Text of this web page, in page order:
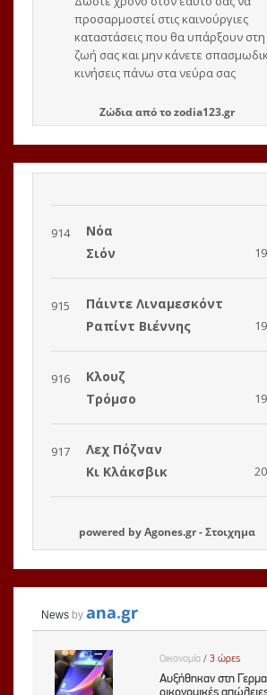
Ζώδιααπό τοzodia123.gr
powered byAgones.gr-Στοιχημα